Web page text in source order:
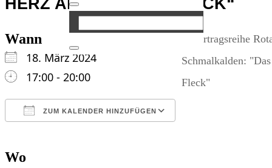
HERZ AM RECHTEN FLECK“
Wann
18. März 2024
17:00 - 20:00
ZUM KALENDER HINZUFÜGEN
Wo